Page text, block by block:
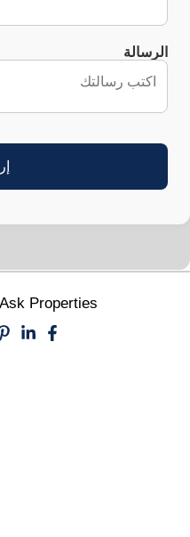
الرسالة
Properties